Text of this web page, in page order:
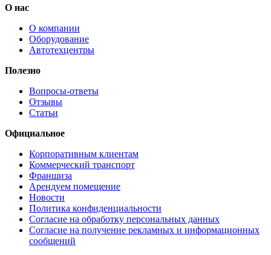
О нас
О компании
Оборудование
Автотехцентры
Полезно
Вопросы-ответы
Отзывы
Статьи
Официальное
Корпоративным клиентам
Коммерческий транспорт
Франшиза
Арендуем помещение
Новости
Политика конфиденциальности
Согласие на обработку персональных данных
Согласие на получение рекламных и информационных
сообщений